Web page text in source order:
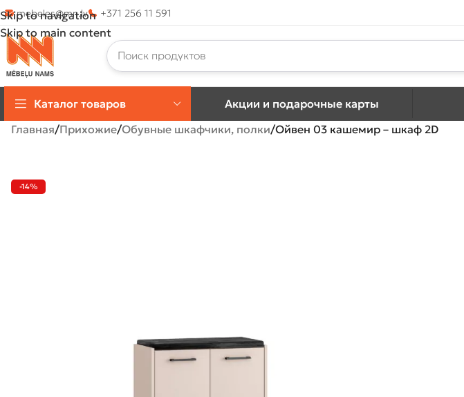
Skip to navigation
Skip to main content
mebeles@mn.lv +371 256 11 591
Каталог товаров Акции и подарочные карты
Главная Прихожие Обувные шкафчики, полки Ойвен 03 кашемир – шкаф 2D
-14%